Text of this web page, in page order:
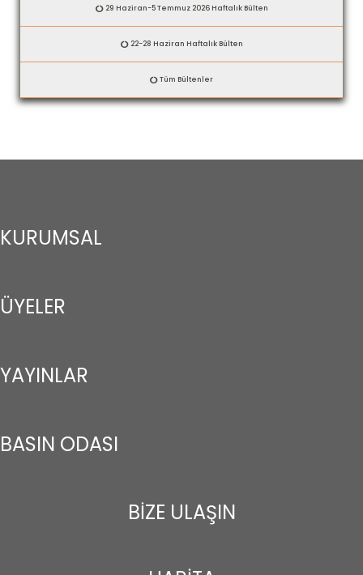
29 Haziran-5 Temmuz 2026 Haftalık Bülten
22-28 Haziran Haftalık Bülten
Tüm Bültenler
KURUMSAL
ÜYELER
YAYINLAR
BASIN ODASI
BİZE ULAŞIN